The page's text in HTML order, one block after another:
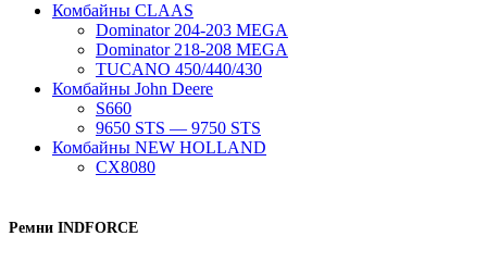
Комбайны CLAAS
Dominator 204-203 MEGA
Dominator 218-208 MEGA
TUCANO 450/440/430
Комбайны John Deere
S660
9650 STS — 9750 STS
Комбайны NEW HOLLAND
CX8080
Ремни INDFORCE